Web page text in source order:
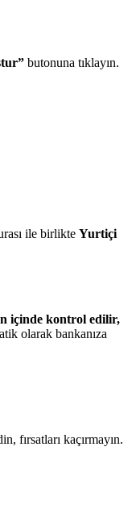
butonuna tıklayın.
ile birlikte Yurtiçi
içinde kontrol edilir,
olarak bankanıza
fırsatları kaçırmayın.